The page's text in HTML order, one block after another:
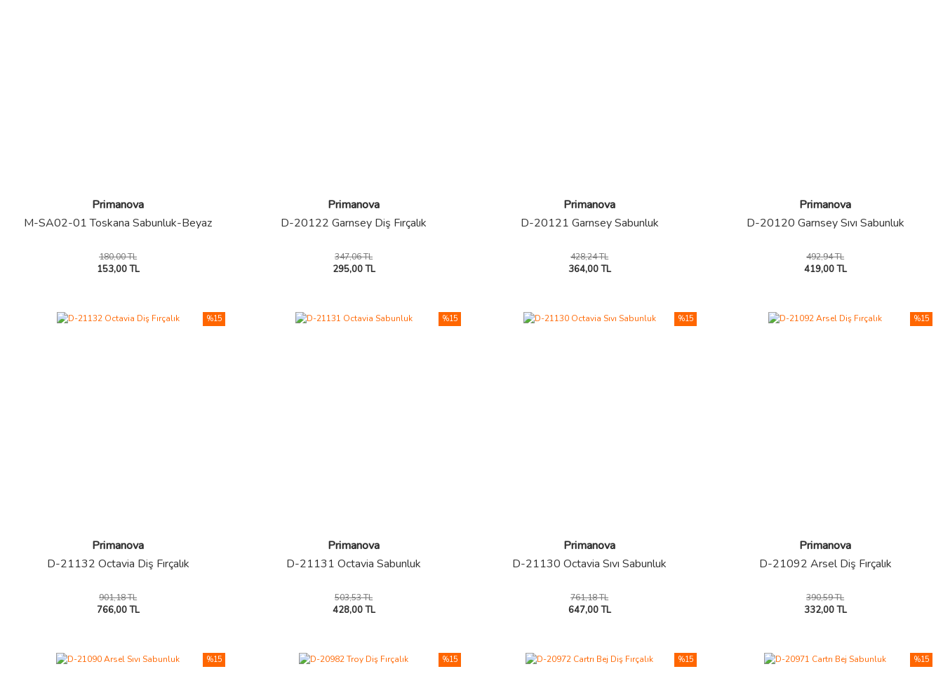
Primanova
M-SA02-01 Toskana Sabunluk-Beyaz
180,00 TL
153,00 TL
Primanova
D-20122 Garnsey Diş Fırçalık
347,06 TL
295,00 TL
Primanova
D-20121 Garnsey Sabunluk
428,24 TL
364,00 TL
Primanova
D-20120 Garnsey Sıvı Sabunluk
492,94 TL
419,00 TL
Primanova
D-21132 Octavia Diş Fırçalık
901,18 TL
766,00 TL
%15
Primanova
D-21131 Octavia Sabunluk
503,53 TL
428,00 TL
%15
Primanova
D-21130 Octavia Sıvı Sabunluk
761,18 TL
647,00 TL
%15
Primanova
D-21092 Arsel Diş Fırçalık
390,59 TL
332,00 TL
%15
%15 %15 %15 %15